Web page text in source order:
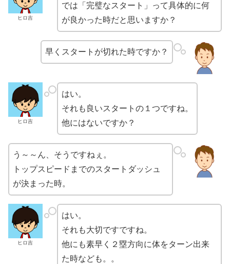
ヒロ吉
では「完璧なスタート」って具体的に何
が良かった時だと思いますか？
早くスタートが切れた時ですか？
ヒロ吉
はい。
それも良いスタートの１つですね。
他にはないですか？
う～～ん、そうですねぇ。
トップスピードまでのスタートダッシュ
が決まった時。
ヒロ吉
はい。
それも大切ですですね。
他にも素早く２塁方向に体をターン出来
た時なども。。